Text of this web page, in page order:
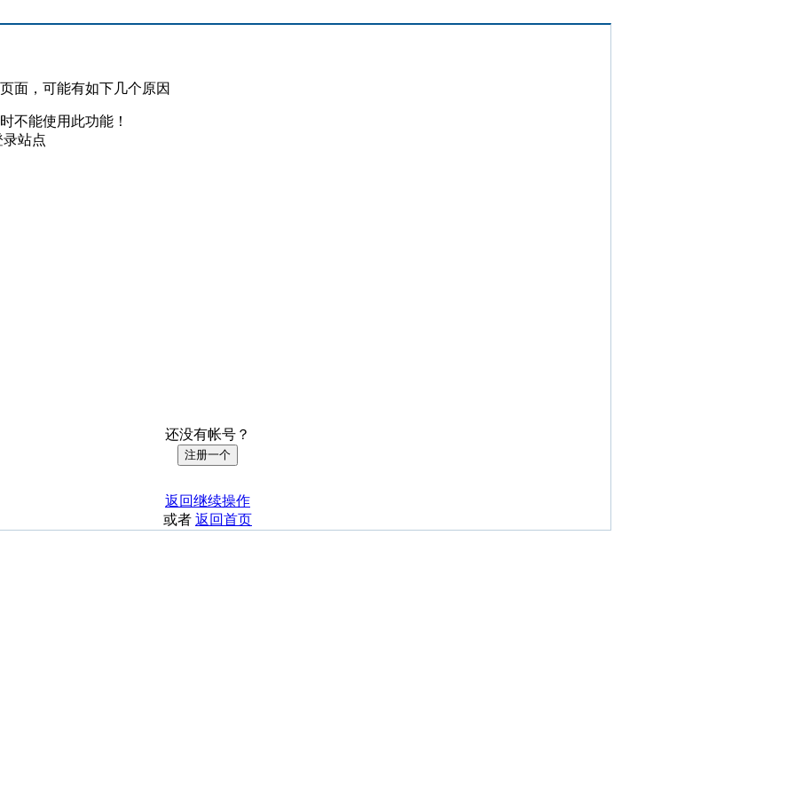
面，可能有如下几个原因
不能使用此功能！
站点
还没有帐号？
注册一个
返回继续操作
或者 返回首页